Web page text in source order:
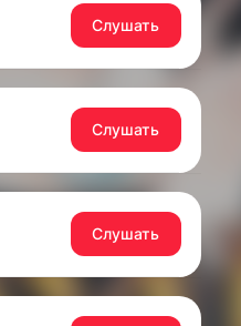
Слушать
Слушать
Слушать